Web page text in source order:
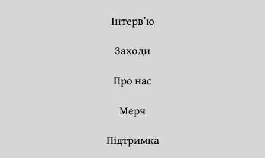
Інтерв’ю
Заходи
Про нас
Мерч
Підтримка